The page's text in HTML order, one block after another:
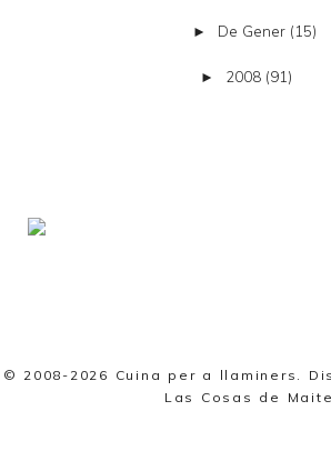
► De Gener (15)
► 2008 (91)
© 2008-2026 Cuina per a llaminers .
Las Cosas de Maite